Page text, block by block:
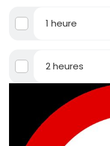
1 heure
2 heures